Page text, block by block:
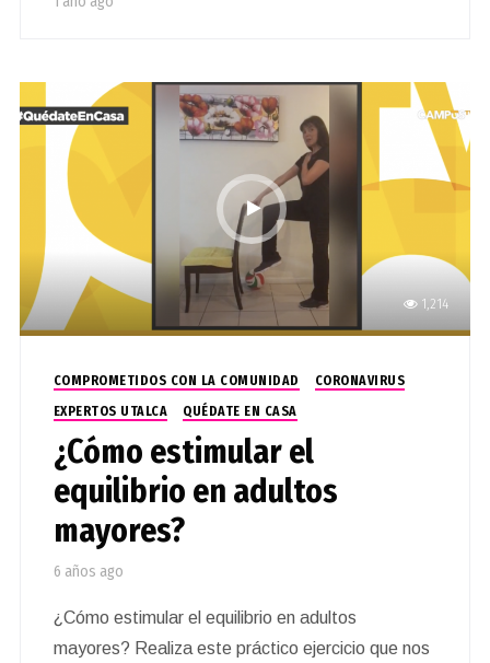
1,214
COMPROMETIDOS CON LA COMUNIDAD
CORONAVIRUS
EXPERTOS UTALCA
QUÉDATE EN CASA
¿Cómo estimular el
equilibrio en adultos
mayores?
6 años ago
¿Cómo estimular el equilibrio en adultos
mayores? Realiza este práctico ejercicio que nos